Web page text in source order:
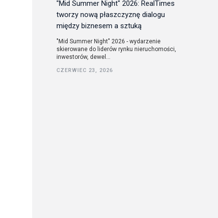
"Mid Summer Night" 2026: RealTimes
tworzy nową płaszczyznę dialogu
między biznesem a sztuką
"Mid Summer Night" 2026 - wydarzenie
skierowane do liderów rynku nieruchomości,
inwestorów, dewel...
CZERWIEC 23, 2026